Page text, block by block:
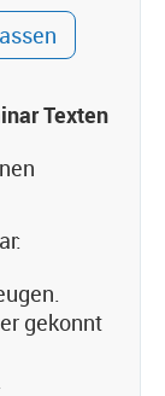
Texten
gekonnt